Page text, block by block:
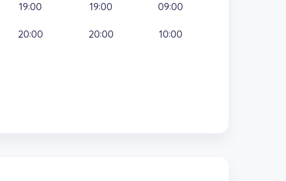
19:00
20:00
19:00
20:00
09:00
10:00